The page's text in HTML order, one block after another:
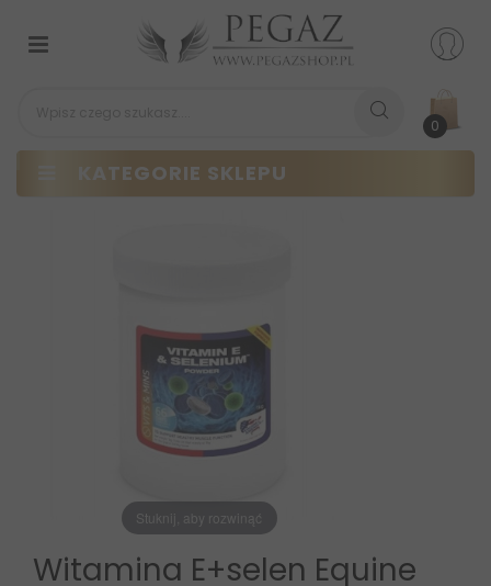
0
KATEGORIE SKLEPU
Przełącz
nawigacji
Stuknij, aby rozwinąć
Witamina E+selen Equine